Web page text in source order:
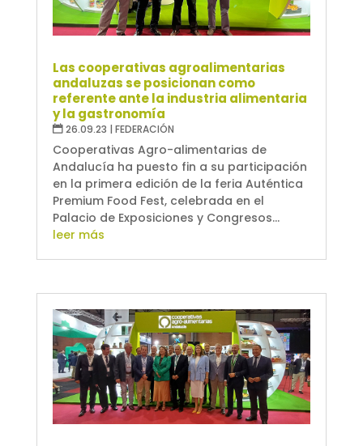
Las cooperativas agroalimentarias
andaluzas se posicionan como
referente ante la industria alimentaria
y la gastronomía
26.09.23 | FEDERACIÓN
Cooperativas Agro-alimentarias de
Andalucía ha puesto fin a su participación
en la primera edición de la feria Auténtica
Premium Food Fest, celebrada en el
Palacio de Exposiciones y Congresos...
leer más